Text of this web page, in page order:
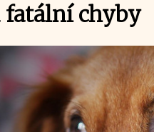
fatální chyby